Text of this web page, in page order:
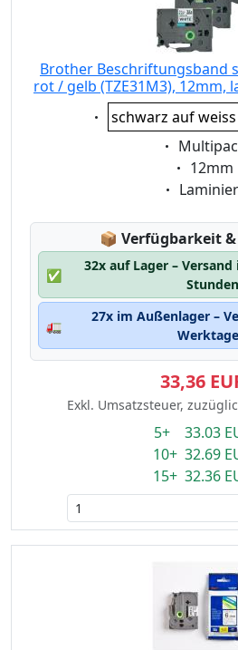
Brother Beschriftungsband
rot / gelb (TZE31M3), 12mm,
Eigenschaft:
schwarz auf
12mm
📦 Lagerstatus:
Verfügbarkeit
✅
32x auf Lager –
Stunden
🚛
27x im Außenlager –
33,36
Exkl. Umsatzsteuer,
5+ 33.03
10+ 32.69
15+ 32.36